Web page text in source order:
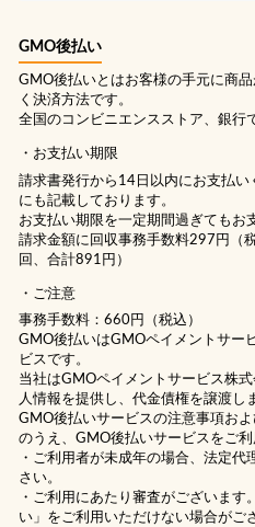
GMO後払い
GMO後払いとはお客様の手元に商
く決済方法です。
全国のコンビニエンスストア、銀行
お支払い期限
請求書発行から14日以内にお支払
にも記載しております。
お支払い期限を一定期間過ぎてもお
請求金額に回収事務手数料297円（
回、合計891円）
ご注意
事務手数料：660円（税込）
GMO後払いはGMOペイメントサー
ビスです。
当社はGMOペイメントサービス株式
人情報を提供し、代金債権を譲渡し
GMO後払いサービスの注意事項およ
のうえ、GMO後払いサービスをご利
・ご利用者が未成年の場合、法定
さい。
・ご利用にあたり審査がございま
い」をご利用いただけない場合がご